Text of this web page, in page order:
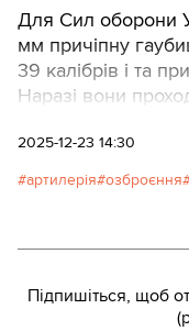
Для Сил оборони
мм причіпну
39 калібрів і та
Наразі вони
2025-12-23 14:30
артилерія озброєння
Підпишіться, щоб